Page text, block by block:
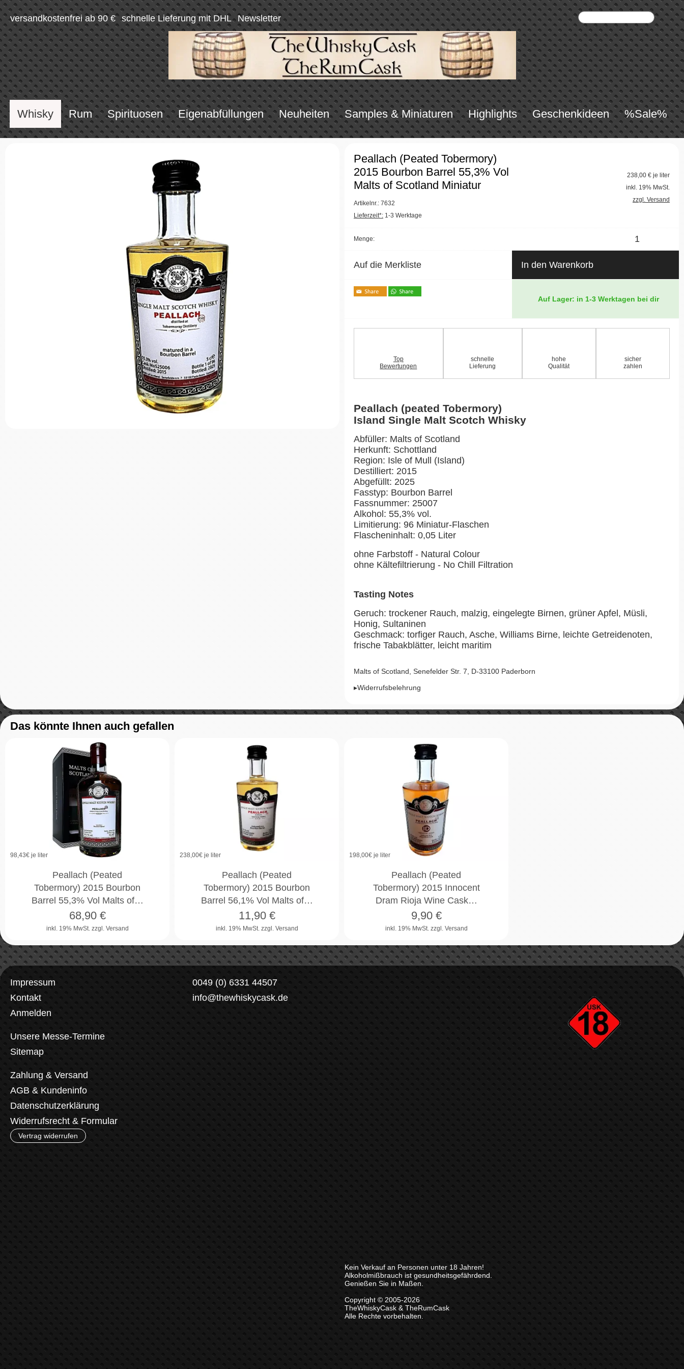
versandkostenfrei ab 90 € schnelle Lieferung mit DHL Newsletter
Whisky Rum Spirituosen Eigenabfüllungen Neuheiten Samples & Miniaturen Highlights Geschenkideen %Sale%
Peallach (Peated Tobermory)
2015 Bourbon Barrel 55,3% Vol
Malts of Scotland Miniatur
Artikelnr.: 7632
Lieferzeit*: 1-3 Werktage
238,00 € je liter
inkl. 19% MwSt.
zzgl. Versand
Menge:
Auf die Merkliste In den Warenkorb
Auf Lager: in 1-3 Werktagen bei dir
Top
Bewertungen
schnelle
Lieferung
hohe
Qualität
sicher
zahlen
Peallach (peated Tobermory)
Island Single Malt Scotch Whisky
Abfüller: Malts of Scotland
Herkunft: Schottland
Region: Isle of Mull (Island)
Destilliert: 2015
Abgefüllt: 2025
Fasstyp: Bourbon Barrel
Fassnummer: 25007
Alkohol: 55,3% vol.
Limitierung: 96 Miniatur-Flaschen
Flascheninhalt: 0,05 Liter
ohne Farbstoff - Natural Colour
ohne Kältefiltrierung - No Chill Filtration
Tasting Notes
Geruch: trockener Rauch, malzig, eingelegte Birnen, grüner Apfel, Müsli,
Honig, Sultaninen
Geschmack: torfiger Rauch, Asche, Williams Birne, leichte Getreidenoten,
frische Tabakblätter, leicht maritim
Malts of Scotland, Senefelder Str. 7, D-33100 Paderborn
▸Widerrufsbelehrung
Das könnte Ihnen auch gefallen
98,43€ je liter
Peallach (Peated
Tobermory) 2015 Bourbon
Barrel 55,3% Vol Malts of…
inkl. 19% MwSt. zzgl. Versand
68,90€
238,00€ je liter
Peallach (Peated
Tobermory) 2015 Bourbon
Barrel 56,1% Vol Malts of…
inkl. 19% MwSt. zzgl. Versand
11,90€
198,00€ je liter
Peallach (Peated
Tobermory) 2015 Innocent
Dram Rioja Wine Cask…
inkl. 19% MwSt. zzgl. Versand
9,90€
Impressum
Kontakt
Anmelden
Unsere Messe-Termine
Sitemap
Zahlung & Versand
AGB & Kundeninfo
Datenschutzerklärung
Widerrufsrecht & Formular
Vertrag widerrufen
0049 (0) 6331 44507
info@thewhiskycask.de
Kein Verkauf an Personen unter 18 Jahren!
Alkoholmißbrauch ist gesundheitsgefährdend.
Genießen Sie in Maßen.
Copyright © 2005-2026
TheWhiskyCask & TheRumCask
Alle Rechte vorbehalten.